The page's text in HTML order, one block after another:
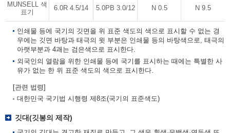
MUNSELL 색
표기
6.0R 4.5/14 5.0PB 3.0/12 N 0.5 N 9.5
인쇄물 등에 국기의 깃면을 위 표준 색도의 색으로 표시할 수 없는 경
우에는 깃면 바탕과 태극의 윗 부분은 인쇄물 등의 바탕색으로, 태극의
아랫부분과 4괘는 검은색으로 표시한다.
외국인의 열람을 위한 인쇄물 등에 국기를 표시하는 때에는 특별한 사
유가 없는 한 위 표준 색도의 색으로 표시한다.
[관련 법령]
대한민국 국기법 시행령 제8조(국기의 표준색도)
깃대(깃봉의 제작)